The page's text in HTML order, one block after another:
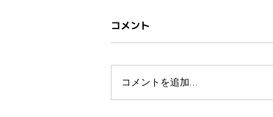
コメント
コメントを追加…